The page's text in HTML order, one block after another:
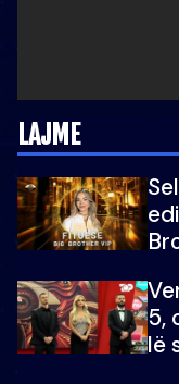
LAJME
5,
lë